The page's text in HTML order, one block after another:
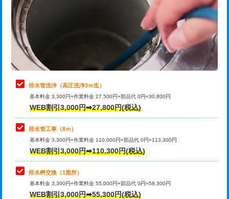
管・ポリ管・HT管使用/3ｍ超え)
排水管工事（土の掘削・埋め戻し作
業）
11,000円~
排水管工事（排水管工事/3ｍまで） 55,000円
排水管工事（追加 排水管工事/3ｍ超
え）
マス交換（土の掘削・埋め戻し作業）
マス交換（深さ50㎝未満）
マス交換（深さ50㎝以上）
コンクリート斫り（厚さ10㎝まで）
コンクリート斫り（厚さ10㎝超え）
桝清掃 8,800円
止水・漏水調査・防水処理・清掃・修
理・調整・分解・加工など（軽作業）
11,000円
止水・漏水調査・防水処理・清掃・修
理・調整・分解・加工など（中作業）
22,000円
止水・漏水調査・防水処理・清掃・修
理・調整・分解・加工など（重作業）
33,000円
その他部品の脱着
交換・取付（タンク）
交換・取付(単水栓（壁付・デッキ
式）)
排水管洗浄（高圧洗浄3ｍ迄）
基本料金 3,300円+作業料金 27,500円+部品代 0円=30,800円
WEB割引3,000円➡27,800円(税込)
排水管工事（8ｍ）
基本料金 3,300円+作業料金 110,000円+部品代 0円=113,300円
WEB割引3,000円➡110,300円(税込)
排水桝交換（1箇所）
基本料金 3,300円+作業料金 55,000円+部品代 0円=58,300円
WEB割引3,000円➡55,300円(税込)